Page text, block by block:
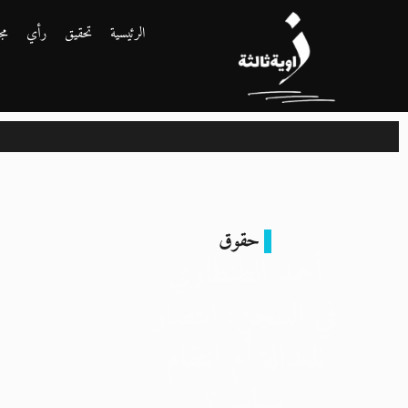
الرئيسية تحقيق رأي
حقوق